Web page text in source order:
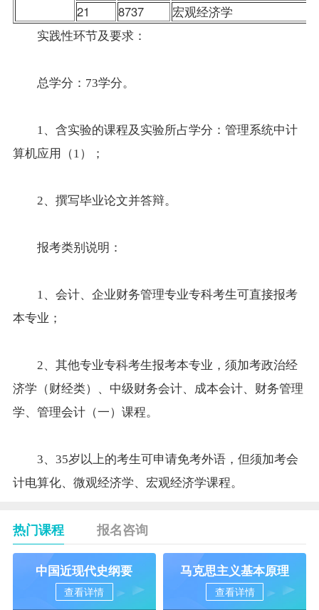
21
8737 宏观经济学
实践性环节及要求：
总学分：73学分。
1、含实验的课程及实验所占学分：管理系统中计
算机应用（1）；
2、撰写毕业论文并答辩。
报考类别说明：
1、会计、 企业财务管理专业专科考生可直接报考
本专业；
2、其他专业专科考生报考本专业，须加考政治经
济学（财经类）
、中级财务会计、成本会计、 财务管理
学、管理会计（一）课程。
3、35岁以上的考生可申请免考外语，但须加考会
计电算化、微观经济学、宏观经济学课程。
热门课程 报名咨询
中国近现代史纲要
查看详情
马克思主义基本原理
查看详情